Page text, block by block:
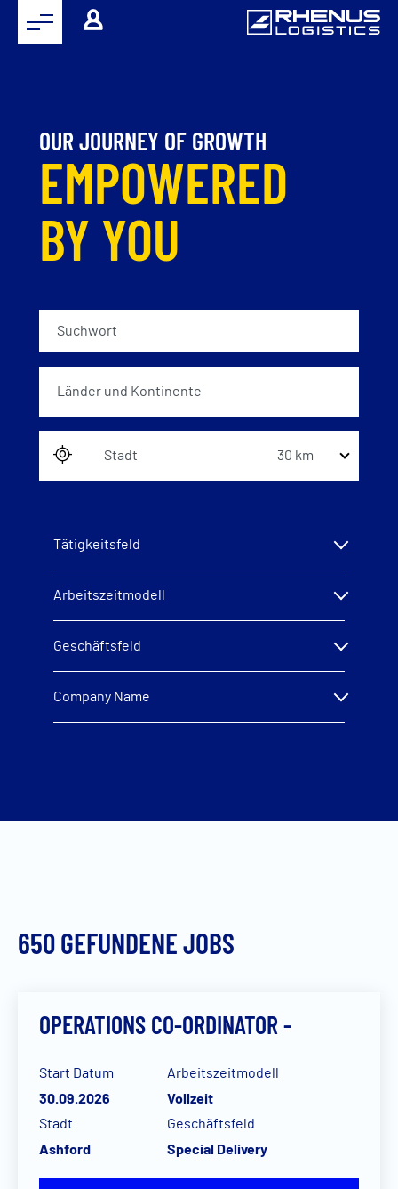
EMPOWERED
BY YOU
OUR JOURNEY OF GROWTH
Länder und Kontinente
30 km
Tätigkeitsfeld
Arbeitszeitmodell
Geschäftsfeld
Company Name
650GEFUNDENE JOBS
OPERATIONS CO-ORDINATOR -
Start Datum
30.09.2026
Arbeitszeitmodell
Vollzeit
Stadt
Ashford
Geschäftsfeld
Special Delivery